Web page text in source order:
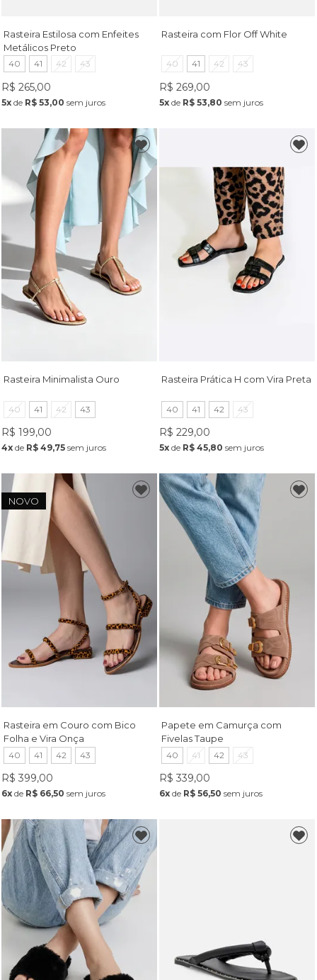
Rasteira Estilosa com Enfeites
Metálicos Preto
40 41 42 43
R$ 265,00
5xde R$ 53,00 sem juros
Rasteira com Flor Off White
40 41 42 43
R$ 269,00
5x de R$ 53,80 sem juros
Rasteira Minimalista Ouro
40 41 42 43
R$ 199,00
4xde R$ 49,75sem juros
Rasteira Prática H com Vira Preta
40 41 42 43
R$ 229,00
5x de R$ 45,80 sem juros
NOVO
Rasteira em Couro com Bico
Folha e Vira Onça
40 41 42 43
R$ 399,00
6xde R$ 66,50 sem juros
Papete em Camurça com
Fivelas Taupe
40 41 42 43
R$ 339,00
6x de R$ 56,50 sem juros